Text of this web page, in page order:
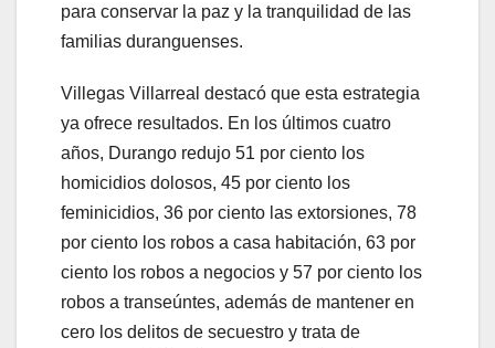
para conservar la paz y la tranquilidad de las
familias duranguenses.
Villegas Villarreal destacó que esta estrategia
ya ofrece resultados. En los últimos cuatro
años, Durango redujo 51 por ciento los
homicidios dolosos, 45 por ciento los
feminicidios, 36 por ciento las extorsiones, 78
por ciento los robos a casa habitación, 63 por
ciento los robos a negocios y 57 por ciento los
robos a transeúntes, además de mantener en
cero los delitos de secuestro y trata de